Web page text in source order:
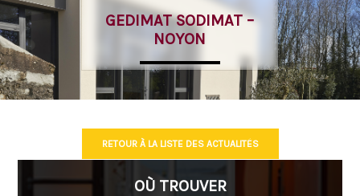
GEDIMAT SODIMAT –
NOYON
RETOUR À LA LISTE DES ACTUALITÉS
OÙ TROUVER